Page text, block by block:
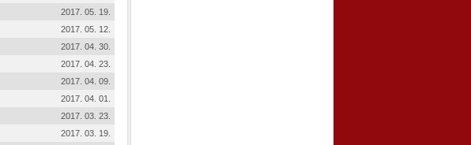
2017. 05. 19.
2017. 05. 12.
2017. 04. 30.
2017. 04. 23.
2017. 04. 09.
2017. 04. 01.
2017. 03. 23.
2017. 03. 19.